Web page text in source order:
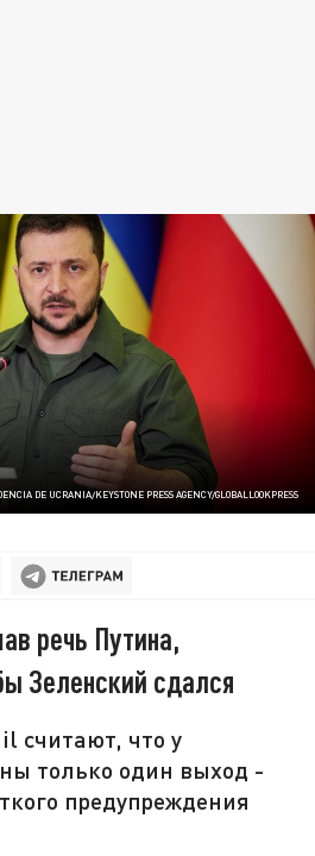
DE UCRANIA/KEYSTONE PRESS AGENCY/GLOBALLOOKPRESS
речь Путина,
Зеленский сдался
считают, что у
только один выход -
предупреждения